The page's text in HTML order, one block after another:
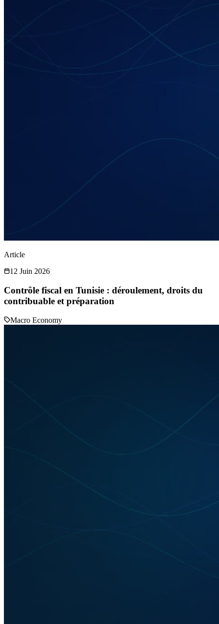
Article
12 Juin 2026
Contrôle fiscal en Tunisie : déroulement, droits du
contribuable et préparation
Macro Economy